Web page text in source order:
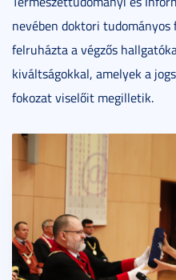
nevében doktori
felruházta a végzős
kiváltságokkal, amelyek a
fokozat viselőit megilletik.